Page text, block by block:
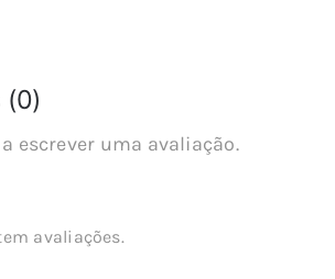
(0)
escrever uma avaliação.
avaliações.